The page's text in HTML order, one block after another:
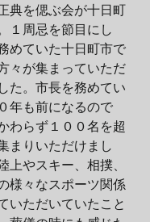
典を偲ぶ会が十日町
１周忌を節目にし
めていた十日町市で
々が集まっていただ
た。市長を務めてい
年も前になるので
わらず１００名を超
まりいただけまし
上やスキー、相撲、
様々なスポーツ関係
いただいていたこと